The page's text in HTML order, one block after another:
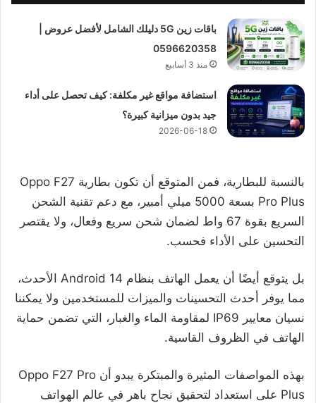
باقات زين 5G دليلك الشامل لأفضل عروض |
0596620358
منذ 3 أسابيع
استضافة مواقع غير مكلفة: كيف تحصل على أداء
جيد بدون ميزانية كبيرة؟
2026-06-18
بالنسبة للبطارية، فمن المتوقع أن تكون بطارية Oppo F27
Pro Plus بسعة 5000 ميلي أمبير، مع دعم تقنية الشحن
السريع بقوة 67 واط لضمان شحن سريع وفعال، ولا يقتصر
التحسين على الأداء فحسب.
بل يتوقع أيضًا أن يعمل الهاتف بنظام Android 14 الأحدث،
مما يوفر أحدث التحسينات والميزات للمستخدمين ولا يمكننا
نسيان معايير IP69 لمقاومة الماء والغبار، التي تضمن حماية
الهاتف في الظروف القاسية.
بهذه المواصفات المثيرة والمبتكرة يبدو أن Oppo F27 Pro
Plus على استعداد لتحقيق نجاح باهر في عالم الهواتف